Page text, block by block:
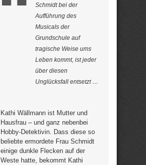
Schmidt bei der
Aufführung des
Musicals der
Grundschule auf
tragische Weise ums
Leben kommt, ist jeder
über diesen
Unglücksfall entsetzt …
Kathi Wällmann ist Mutter und
Hausfrau – und ganz nebenbei
Hobby-Detektivin. Dass diese so
beliebte ermordete Frau Schmidt
einige dunkle Flecken auf der
Weste hatte, bekommt Kathi